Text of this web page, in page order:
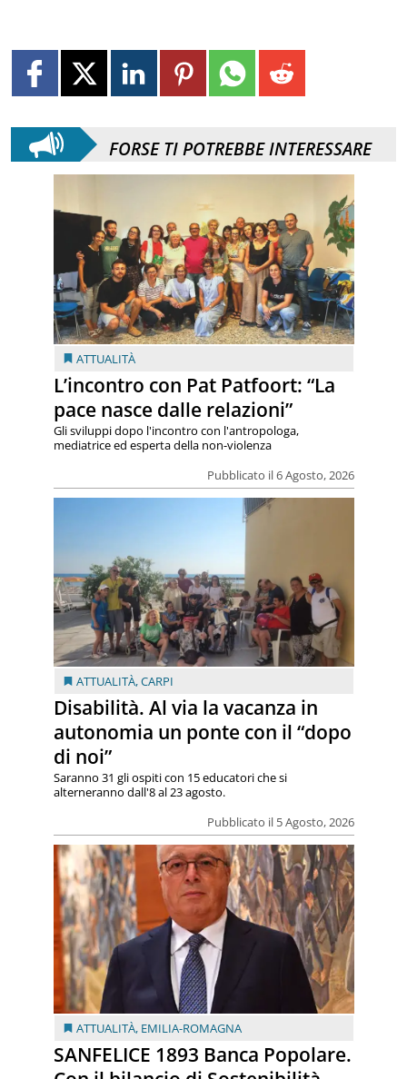
FORSE TI POTREBBE INTERESSARE
ATTUALITÀ
L’incontro con Pat Patfoort: “La
pace nasce dalle relazioni”
Pubblicato il 6 Agosto, 2026
Gli sviluppi dopo l'incontro con l'antropologa,
mediatrice ed esperta della non-violenza
ATTUALITÀ,CARPI
Disabilità. Al via la vacanza in
autonomia un ponte con il “dopo
di noi”
Pubblicato il 5 Agosto, 2026
Saranno 31 gli ospiti con 15 educatori che si
alterneranno dall'8 al 23 agosto.
ATTUALITÀ, EMILIA-ROMAGNA
SANFELICE 1893 Banca Popolare.